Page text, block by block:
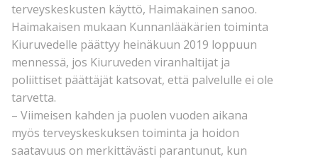
terveyskeskusten käyttö, Haimakainen sanoo.
Haimakaisen mukaan Kunnanlääkärien toiminta
Kiuruvedelle päättyy heinäkuun 2019 loppuun
mennessä, jos Kiuruveden viranhaltijat ja
poliittiset päättäjät katsovat, että palvelulle ei ole
tarvetta.
– Viimeisen kahden ja puolen vuoden aikana
myös terveyskeskuksen toiminta ja hoidon
saatavuus on merkittävästi parantunut, kun